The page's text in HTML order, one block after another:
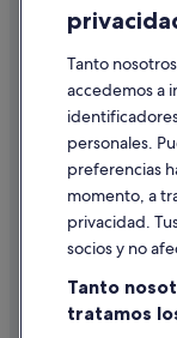
Información legal/
Pautas sobre el
Ayuda
Cancelar un vuelo
Cancelar una
Utilizar un cupón de
Tanto
accedemos a
personales.
preferencias
momento, a
privacidad.
socios y no
Tanto
tratamos